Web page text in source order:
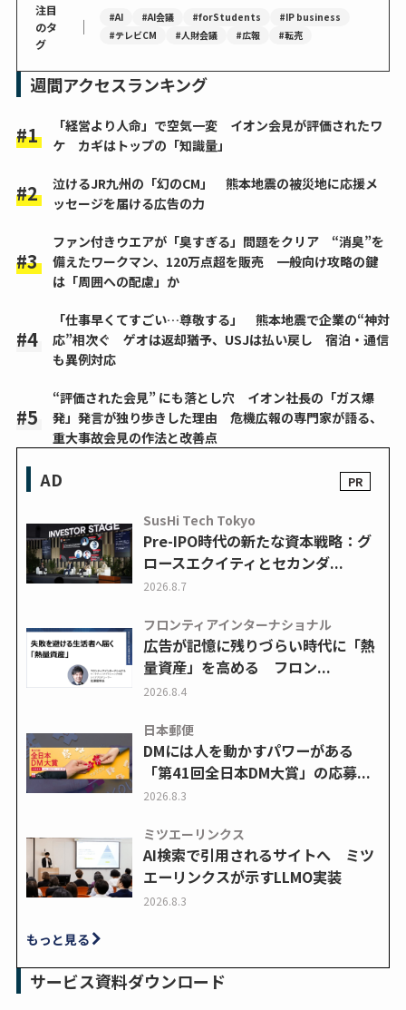
注目
のタ
グ
｜ #AI #AI会議 #forStudents
#IP business
#テレビCM
#人財会議 #広報 #転売
週間アクセスランキング
「経営より人命」で空気一変 イオン会見が評価されたワ
ケ カギはトップの「知識量」
泣けるJR九州の「幻のCM」 熊本地震の被災地に応援メ
ッセージを届ける広告の力
ファン付きウエアが「臭すぎる」問題をクリア “消臭”を
備えたワークマン、120万点超を販売 一般向け攻略の鍵
は「周囲への配慮」か
「仕事早くてすごい…尊敬する」 熊本地震で企業の“神対
応”相次ぐ ゲオは返却猶予、USJは払い戻し 宿泊・通信
も異例対応
“評価された会見” にも落とし穴 イオン社長の「ガス爆
発」発言が独り歩きした理由 危機広報の専門家が語る、
重大事故会見の作法と改善点
AD
SusHi Tech Tokyo
Pre-IPO時代の新たな資本戦略：グ
ロースエクイティとセカンダ...
2026.8.7
フロンティアインターナショナル
広告が記憶に残りづらい時代に「熱
量資産」を高める フロン...
2026.8.4
日本郵便
DMには人を動かすパワーがある
「第41回全日本DM大賞」の応募...
2026.8.3
ミツエーリンクス
AI検索で引用されるサイトへ ミツ
エーリンクスが示すLLMO実装
2026.8.3
もっと見る
サービス資料ダウンロード